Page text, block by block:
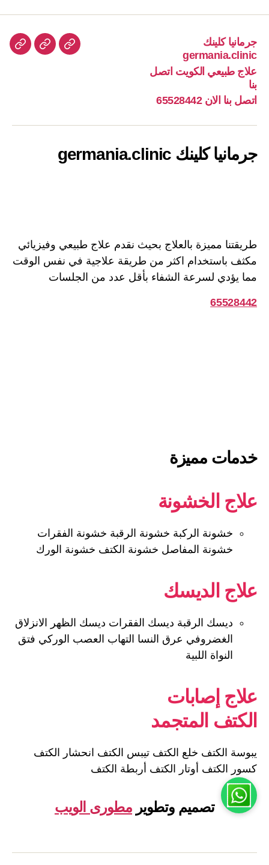
جرمانيا كلينك
germania.clinic
علاج طبيعي الكويت اتصل
بنا
اتصل بنا الان 65528442
جرمانياعلاج
جرمانيا كلينك germania.clinic
طريقتنا مميزة بالعلاج بحيث نقدم علاج طبيعي وفيزيائي
مكثف باستخدام اكثر من طريقة علاجية في نفس الوقت
مما يؤدي لسرعة الشفاء بأقل عدد من الجلسات
65528442
خدمات مميزة
علاج الخشونة
خشونة الركبة خشونة الرقبة خشونة الفقرات
خشونة المفاصل خشونة الكتف خشونة الورك
علاج الديسك
ديسك الرقبة ديسك الفقرات ديسك الظهر الانزلاق
الغضروفي عرق النسا التهاب العصب الوركي فتق
النواة اللبية
علاج إصابات
الكتف المتجمد
يبوسة الكتف خلع الكتف تيبس الكتف انحشار الكتف
كسور الكتف أوتار الكتف أربطة الكتف
تصميم وتطويرمطورى الويب